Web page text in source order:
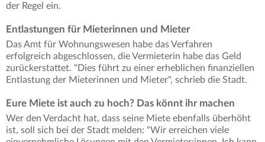
der Regel ein.
Entlastungen für Mieterinnen und Mieter
Das Amt für Wohnungswesen habe das Verfahren
erfolgreich abgeschlossen, die Vermieterin habe das Geld
zurückerstattet. "Dies führt zu einer erheblichen finanziellen
Entlastung der Mieterinnen und Mieter", schrieb die Stadt.
Eure Miete ist auch zu hoch? Das könnt ihr machen
Wer den Verdacht hat, dass seine Miete ebenfalls überhöht
ist, soll sich bei der Stadt melden: “Wir erreichen viele